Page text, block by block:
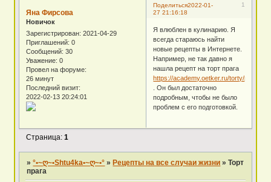
Поделиться 1
2022-01-
27 21:16:18
Яна Фирсова
Новичок
Зарегистрирован: 2021-04-29
Приглашений: 0
Сообщений: 30
Уважение: 0
Провел на форуме:
26 минут
Последний визит:
2022-02-13 20:24:01
Я влюблен в кулинарию. Я
всегда стараюсь найти
новые рецепты в Интернете.
Например, не так давно я
нашла рецепт на торт прага
https://academy.oetker.ru/torty/praga/
. Он был достаточно
подробным, чтобы не было
проблем с его подготовкой.
Страница:1
»°•~ღ~•Shtu4ka•~ღ~•° »Рецепты на все случаи жизни »Торт
прага